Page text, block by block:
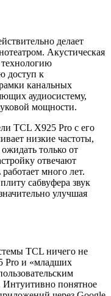
делает
Акустическая
доступ к
канальных
аудиосистему,
мощности.
TCL X925 Pro с его
низкие частоты,
только от
отвечают
много лет.
сабвуфера звук
улучшая
TCL ничего не
Pro и «младших
понятное